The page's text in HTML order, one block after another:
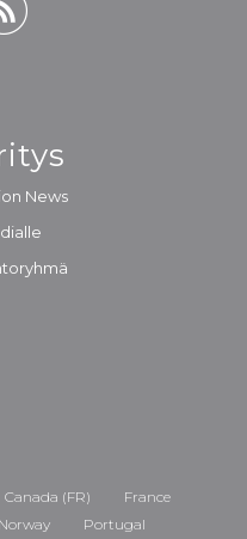
News
Canada (FR)
France
Norway Portugal